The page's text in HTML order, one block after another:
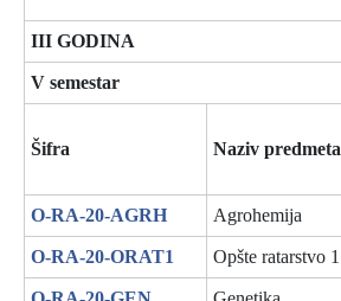
III GODINA
V semestar
Šifra
Naziv predmeta
O-RA-20-AGRH Agrohemija
O-RA-20-ORAT1 Opšte ratarstvo 1